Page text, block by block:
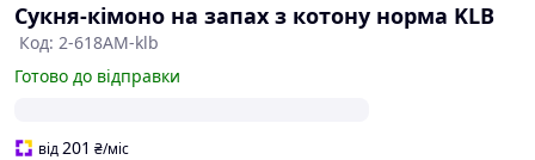
Сукня-кімоно на запах з котону норма KLB
Код: 2-618АМ-klb
Готово до відправки
від201 ₴/міс